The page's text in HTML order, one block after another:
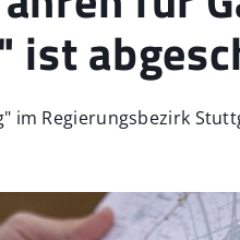
im Regierungsbezirk